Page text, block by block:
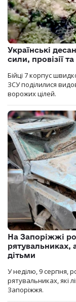
Українські
сили, провізії
Бійці 7 корпус
ЗСУ поділилися
ворожих цілей.
На Запоріжжі
рятувальниках,
дітьми
У неділю, 9 серпня,
рятувальниках, які
Запоріжжя.